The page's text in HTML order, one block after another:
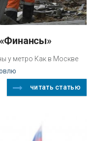
у метро Как в Москве
читать статью